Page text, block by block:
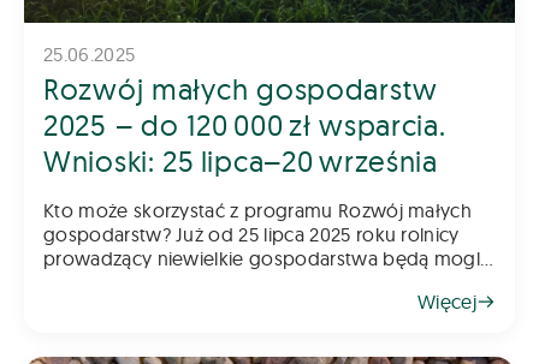
25.06.2025
Rozwój małych gospodarstw
2025 – do 120 000 zł wsparcia.
Wnioski: 25 lipca–20 września
Kto może skorzystać z programu Rozwój małych
gospodarstw? Już od 25 lipca 2025 roku rolnicy
prowadzący niewielkie gospodarstwa będą mogli
Więcej